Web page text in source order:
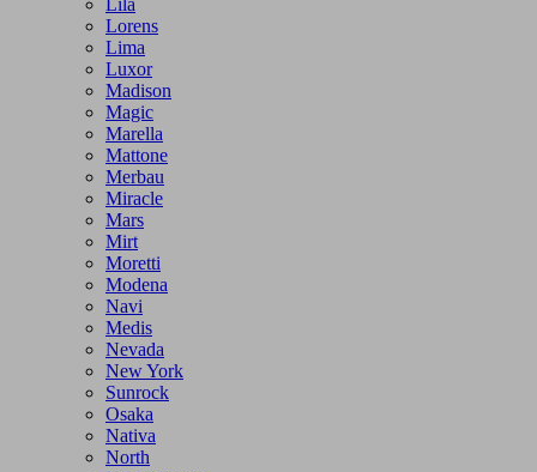
Lorens
Lima
Luxor
Madison
Magic
Marella
Mattone
Merbau
Miracle
Mars
Mirt
Moretti
Modena
Navi
Medis
Nevada
New York
Sunrock
Osaka
Nativa
North